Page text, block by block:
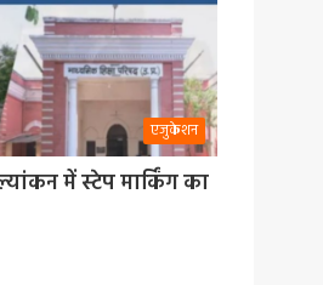
एजुकेशन
में स्टेप मार्किंग का